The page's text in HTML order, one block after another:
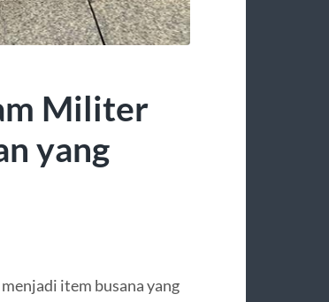
Militer
yang
item busana yang